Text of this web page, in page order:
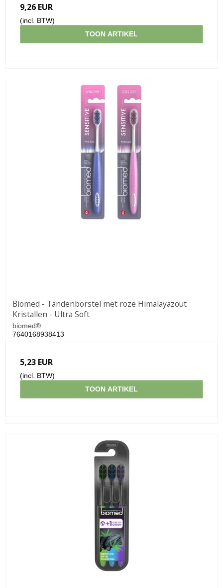
9,26 EUR
(incl. BTW)
TOON ARTIKEL
Biomed - Tandenborstel met roze Himalayazout
Kristallen - Ultra Soft
biomed®
7640168938413
5,23 EUR
(incl. BTW)
TOON ARTIKEL